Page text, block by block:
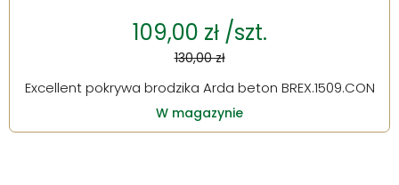
109,00 zł /szt.
130,00 zł
Excellent pokrywa brodzika Arda beton BREX.1509.CON
W magazynie